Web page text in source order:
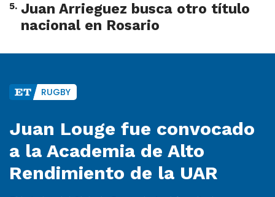
5. Juan Arrieguez busca otro título
nacional en Rosario
RUGBY
Juan Louge fue convocado
a la Academia de Alto
Rendimiento de la UAR